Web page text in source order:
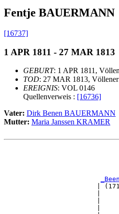
Fentje BAUERMANN
[16737]
1 APR 1811 - 27 MAR 1813
GEBURT: 1 APR 1811,
TOD: 27 MAR 1813,
EREIGNIS: VOL 0146
Quellenverweis : [16736]
Vater: Dirk Benen BAUERMANN
Mutter: Maria Janssen KRAMER
|